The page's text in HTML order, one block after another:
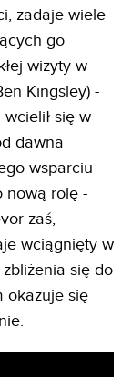
zadaje wiele
go
wizyty w
Kingsley) -
się w
dawna
wsparciu
nową rolę -
zaś,
wciągnięty w
się do
okazuje się